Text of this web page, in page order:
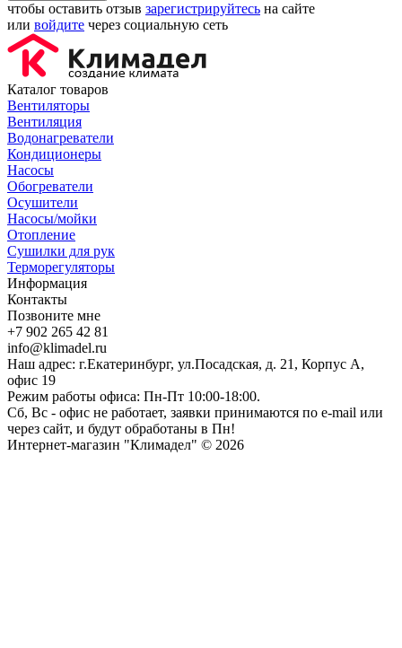
чтобы оставить отзыв зарегистрируйтесь на сайте
или войдите через социальную сеть
Каталог товаров
Вентиляторы
Вентиляция
Водонагреватели
Кондиционеры
Насосы
Обогреватели
Осушители
Насосы/мойки
Отопление
Сушилки для рук
Терморегуляторы
Информация
Контакты
Позвоните мне
+7 902 265 42 81
info@klimadel.ru
Наш адрес: г.Екатеринбург, ул.Посадская, д. 21, Корпус А,
офис 19
Режим работы офиса: Пн-Пт 10:00-18:00.
Сб, Вс - офис не работает, заявки принимаются по e-mail или
через сайт, и будут обработаны в Пн!
Интернет-магазин "Климадел" © 2026